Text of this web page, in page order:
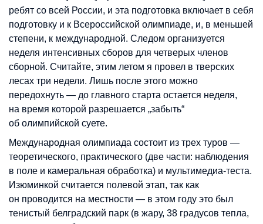
ребят со всей России, и эта подготовка включает в себя
подготовку и к Всероссийской олимпиаде, и, в меньшей
степени, к международной. Следом организуется
неделя интенсивных сборов для четверых членов
сборной. Считайте, этим летом я провел в тверских
лесах три недели. Лишь после этого можно
передохнуть — до главного старта остается неделя,
на время которой разрешается „забыть“
об олимпийской суете.
Международная олимпиада состоит из трех туров —
теоретического, практического (две части: наблюдения
в поле и камеральная обработка) и мультимедиа-теста.
Изюминкой считается полевой этап, так как
он проводится на местности — в этом году это был
тенистый белградский парк (в жару, 38 градусов тепла,